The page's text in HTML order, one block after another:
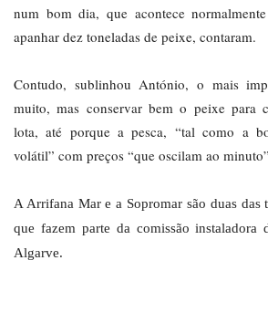
num bom dia, que acontece
apanhar dez toneladas de peixe, contaram.
Contudo, sublinhou António, o mais
muito, mas conservar bem o peixe para
lota, até porque a pesca, “tal como a
volátil” com preços “que oscilam ao
A Arrifana Mar e a Sopromar são duas das
que fazem parte da comissão instaladora
Algarve.